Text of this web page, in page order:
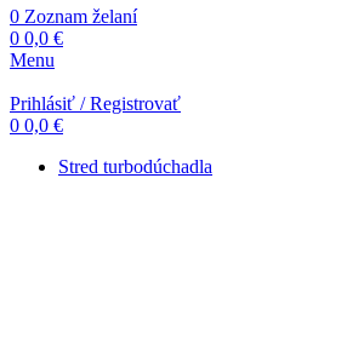
0 Zoznam želaní
0 0,0 €
Menu
Prihlásiť / Registrovať
0 0,0 €
Stred turbodúchadla